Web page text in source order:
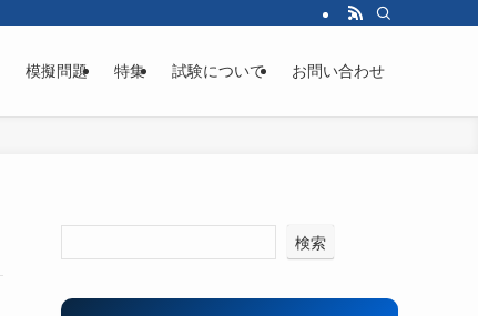
模擬問題 特集 試験について お問い合わせ
検索